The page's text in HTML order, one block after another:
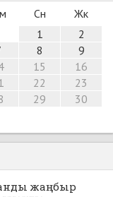
Сн
Жк
1
2
8
9
15
16
22
23
29
30
жаңбыр